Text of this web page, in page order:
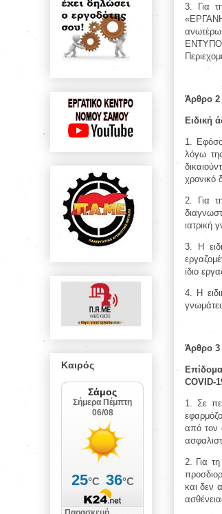
3. Για
Άρθρο 2
Ειδική
1.
λόγω
χρονικό
2. Για
ιατρική
3. Η
ίδιο
4. Η
Άρθρο 3
COVID-
1. Σε
από τον
2. Για
και δεν
Καιρός